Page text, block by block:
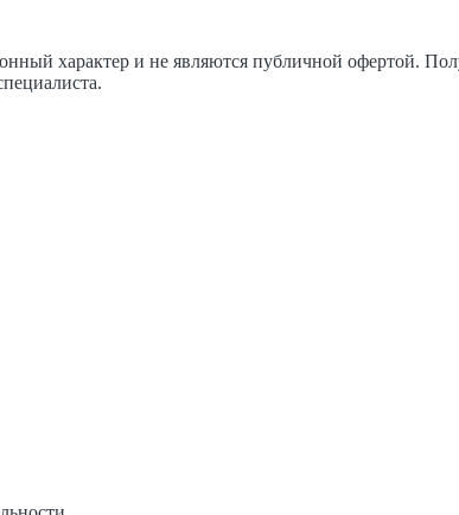
характер и не являются публичной офертой.